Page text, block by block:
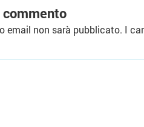
commento
email non sarà pubblicato. I